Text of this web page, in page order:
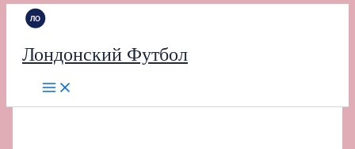
Лондонский Футбол